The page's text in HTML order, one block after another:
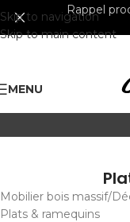
Skip to navigation
Skip to main content
Rappel
MENU
Mobilier bois massif
Plats & ramequins